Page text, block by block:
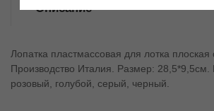
Описание
Лопатка пластмассовая для лотка плоская
Производство Италия. Размер: 28,5*9,5см.
розовый, голубой, серый, черный.